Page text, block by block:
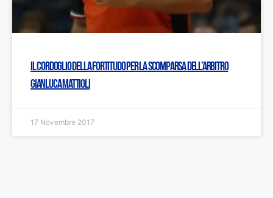
Il cordoglio della Fortitudo per la scomparsa dell’arbitro
Gianluca Mattioli
17 Novembre 2017